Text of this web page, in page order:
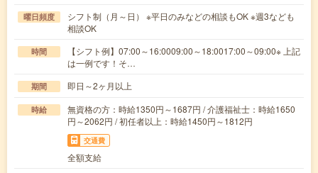
曜日頻度
シフト制（月～日） ※平日のみなどの相談もOK ※週3なども
相談OK
時間
【シフト例】07:00～16:0009:00～18:0017:00～09:00※ 上記
は一例です！そ…
期間 即日～2ヶ月以上
時給
無資格の方：時給1350円～1687円 / 介護福祉士：時給1650
円～2062円 / 初任者以上：時給1450円～1812円
交通費
全額支給